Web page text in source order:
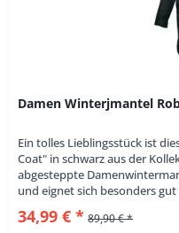
Damen Winterjmantel
Ein tolles Lieblingsstück ist
Coat" in schwarz aus der
abgesteppte
und eignet sich besonders
34,99 € * 89,90 € *